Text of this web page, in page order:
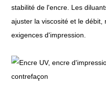
stabilité de l'encre. Les
ajuster la viscosité et le débit,
exigences d'impression.